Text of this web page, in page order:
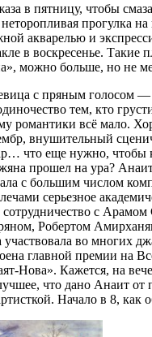
в пятницу, чтобы
прогулка на
акварелью и
в воскресенье. Такие
можно больше, но не
с пряным голосом —
тем, кто
романтики всё мало.
внушительный
что еще нужно, чтобы
прошел на ура?
с большим числом
серьезное
с Арамом
Робертом
во многих
главной премии на
Нова». Кажется, на
что дано Анаит от
Начало в 8, как